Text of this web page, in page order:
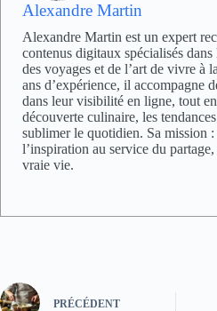
Alexandre Martin
Alexandre Martin est un expert
contenus digitaux spécialisés
des voyages et de l’art de vivre à
ans d’expérience, il accompagne
dans leur visibilité en ligne, tout
découverte culinaire, les
sublimer le quotidien. Sa mission :
l’inspiration au service du
vraie vie.
PRÉCÉDENT